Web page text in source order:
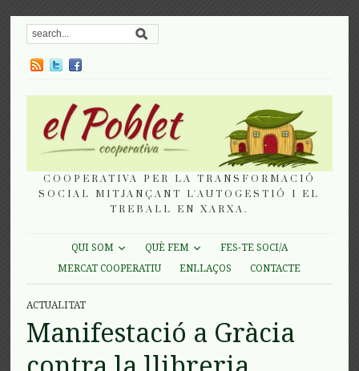
COOPERATIVA PER LA TRANSFORMACIÓ
SOCIAL MITJANÇANT L'AUTOGESTIÓ I EL
TREBALL EN XARXA.
QUI SOM QUÈ FEM
FES-TE SOCI/A
MERCAT COOPERATIU
ENLLAÇOS CONTACTE
ACTUALITAT
Manifestació a Gràcia